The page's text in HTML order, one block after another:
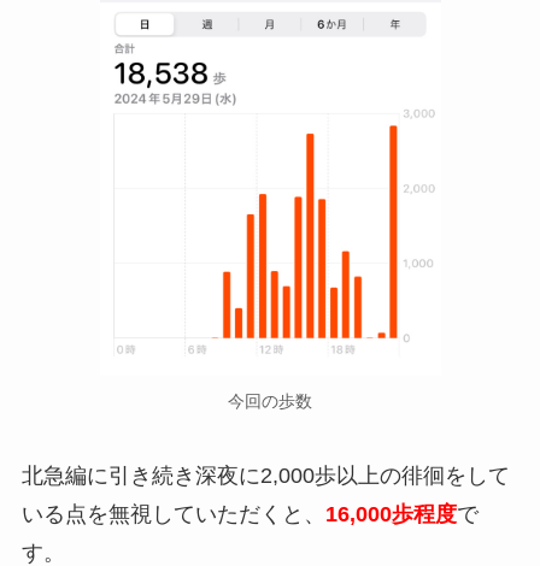
今回の歩数
北急編に引き続き深夜に2,000歩以上の徘徊をして
いる点を無視していただくと、 16,000歩程度で
す。